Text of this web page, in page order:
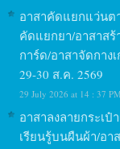
อาสาคัดแยกแว่นต
คัดแยกยา/อาสาส
การ์ด/อาสาจัดกาง
29-30 ส.ค. 2569
29 July 2026 at 14 : 37 PM
อาสาลงลายกระเ
เรียนรู้บนผืนผ้า/อ